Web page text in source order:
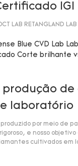
IGI
LAB RETANGLAND LAB
produção
laboratório
por meio de
e nosso
cultivados em